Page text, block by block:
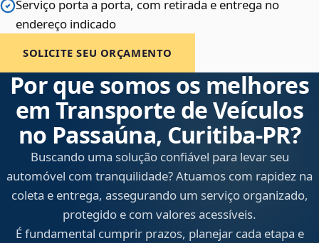
Serviço porta a porta, com retirada e entrega no
endereço indicado
SOLICITE SEU ORÇAMENTO
Por que somos os melhores
em Transporte de Veículos
no Passaúna, Curitiba‑PR?
Buscando uma solução confiável para levar seu
automóvel com tranquilidade? Atuamos com rapidez na
coleta e entrega, assegurando um serviço organizado,
protegido e com valores acessíveis.
É fundamental cumprir prazos, planejar cada etapa e